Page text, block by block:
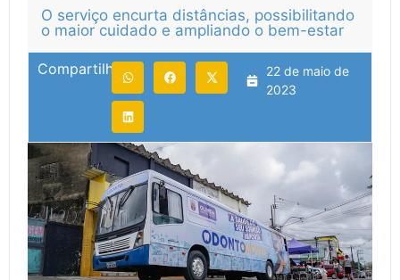
O serviço encurta distâncias, possibilitando
o maior cuidado e ampliando o bem-estar
Compartilhe:
22 de maio de
2023